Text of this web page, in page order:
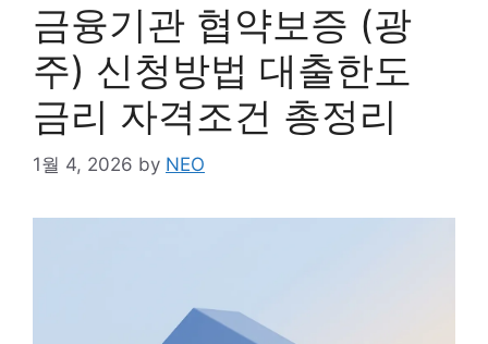
금융기관 협약보증 (광
주) 신청방법 대출한도
금리 자격조건 총정리
1월 4, 2026 by NEO